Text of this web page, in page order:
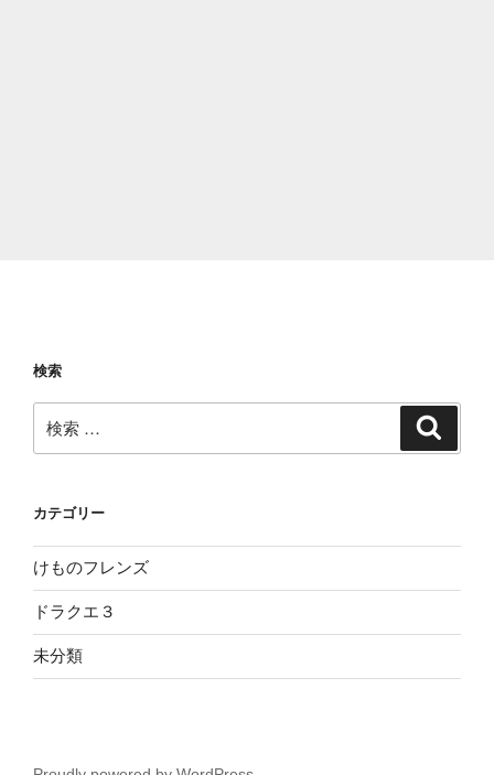
検索
索:
カテゴリー
けものフレンズ
ドラクエ３
未分類